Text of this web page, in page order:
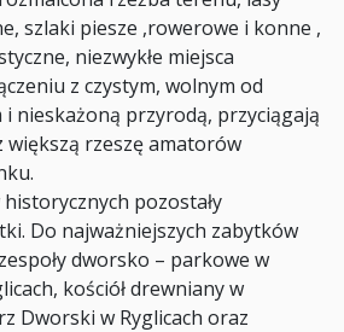
szlaki piesze ,rowerowe i konne ,
niezwykłe miejsca
z czystym, wolnym od
nieskażoną przyrodą, przyciągają
rzeszę amatorów
pozostały
Do najważniejszych zabytków
dworsko – parkowe w
kościół drewniany w
Dworski w Ryglicach oraz